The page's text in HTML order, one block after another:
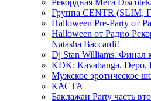
Рекордная Мега
Группа CENTR
Halloween Pre-Party от
Halloween от Радио
Natasha Baccardi!
Dj Stan Williams. Финал
KDK: Kavabanga, Depo,
Мужское эротическое
КАСТА
Баклажан Party часть